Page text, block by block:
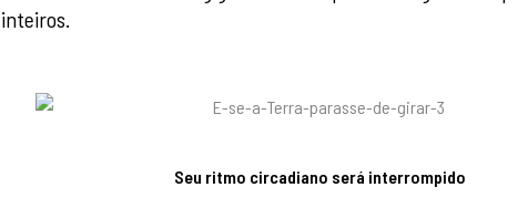
inteiros.
Seu ritmo circadiano será interrompido